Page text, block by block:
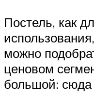
Постель, как
можно
ценовом
большой: сюда